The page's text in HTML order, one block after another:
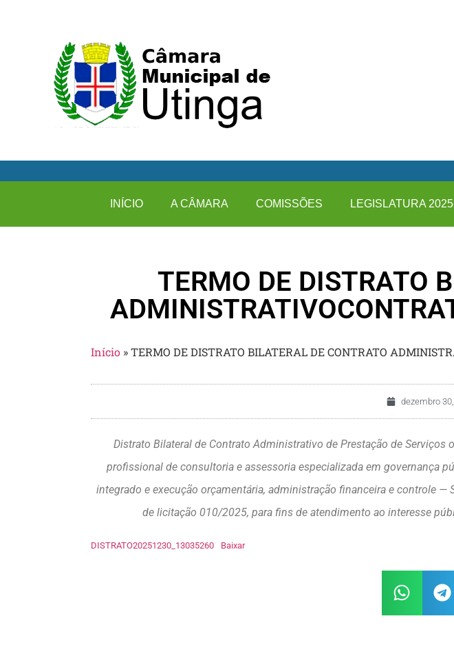
INÍCIO A CÂMARA COMISSÕES LEGISLATURA
TERMO DE DISTRATO
Início »TERMO DE DISTRATO BILATERAL DE CONTRATO
dezembro
Distrato Bilateral de Contrato Administrativo de Prestação de
profissional de consultoria e assessoria especializada em governança
integrado e execução orçamentária, administração financeira e controle —
de licitação 010/2025, para fins de atendimento ao interesse
DISTRATO20251230_13035260 Baixar